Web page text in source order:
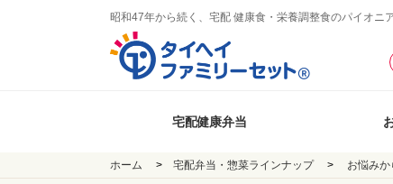
昭和47年から続く、宅配 健康食・栄養調整食のパイオニ
宅配健康弁当
ホーム 宅配弁当・惣菜ラインナップ お悩み